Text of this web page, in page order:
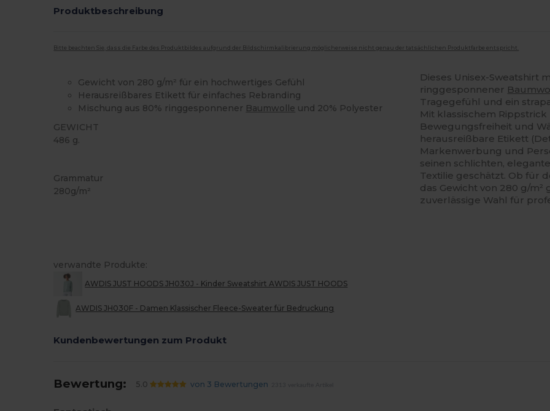
Produktbeschreibung
Bitte beachten Sie, dass die Farbe des Produktbildes aufgrund der Bildschirmkalibrierung möglicherweise nicht genau der tatsächlichen Produktfarbe entspricht.
Gewicht von 280 g/m² für ein hochwertiges Gefühl
Herausreißbares Etikett für einfaches Rebranding
Mischung aus 80% ringgesponnener Baumwolle und 20% Polyester
GEWICHT
486 g.
Grammatur
280g/m²
Dieses Unisex-Sweatshirt
ringgesponnener
Tragegefühl und ein
Mit klassischem
Bewegungsfreiheit und
herausreißbare Etikett
Markenwerbung und
seinen schlichten,
Textilie geschätzt. Ob für
das Gewicht von 280 g/
zuverlässige Wahl für
verwandte Produkte:
AWDIS JUST HOODS JH030J - Kinder Sweatshirt AWDIS JUST HOODS
AWDIS JH030F - Damen Klassischer Fleece-Sweater für Bedruckung
Kundenbewertungen zum Produkt
Bewertung: 5.0 von 3 Bewertungen